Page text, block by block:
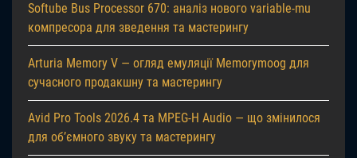
Softube Bus Processor 670: аналіз нового variable-mu
компресора для зведення та мастерингу
Arturia Memory V — огляд емуляції Memorymoog для
сучасного продакшну та мастерингу
Avid Pro Tools 2026.4 та MPEG-H Audio — що змінилося
для об’ємного звуку та мастерингу